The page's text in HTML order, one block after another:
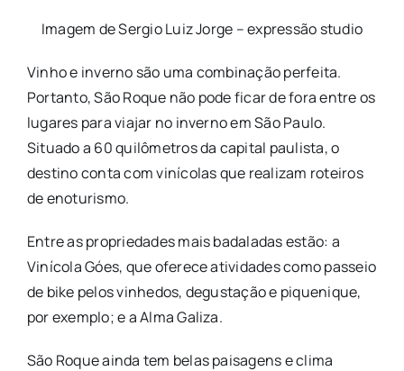
Imagem de Sergio Luiz Jorge – expressão studio
Vinho e inverno são uma combinação perfeita.
Portanto, São Roque não pode ficar de fora entre os
lugares para viajar no inverno em São Paulo.
Situado a 60 quilômetros da capital paulista, o
destino conta com vinícolas que realizam roteiros
de enoturismo.
Entre as propriedades mais badaladas estão: a
Vinícola Góes, que oferece atividades como passeio
de bike pelos vinhedos, degustação e piquenique,
por exemplo; e a Alma Galiza.
São Roque ainda tem belas paisagens e clima